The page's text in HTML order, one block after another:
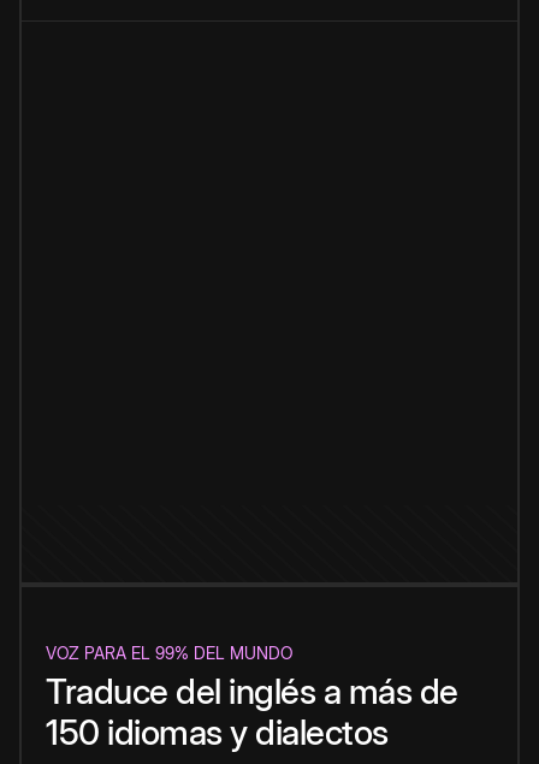
VOZ PARA EL 99% DEL MUNDO
Traduce del inglés a más de
150 idiomas y dialectos